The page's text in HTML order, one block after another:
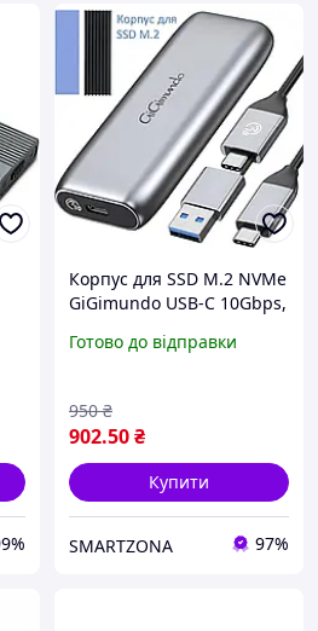
Корпус для SSD M.2 NVMe
GiGimundo USB-C 10Gbps,
інструментів, 2230 2280
Готово до відправки
902.50₴
950 ₴
Купити
SMARTZONA 97%